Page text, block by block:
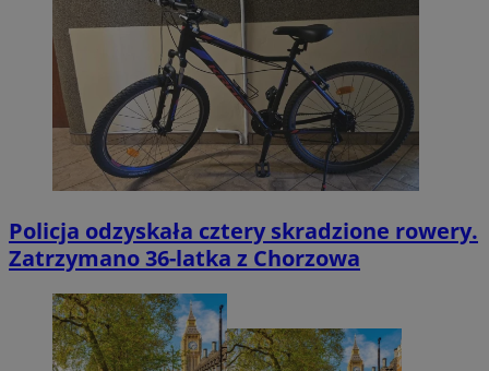
Policja odzyskała cztery skradzione rowery.
Zatrzymano 36-latka z Chorzowa